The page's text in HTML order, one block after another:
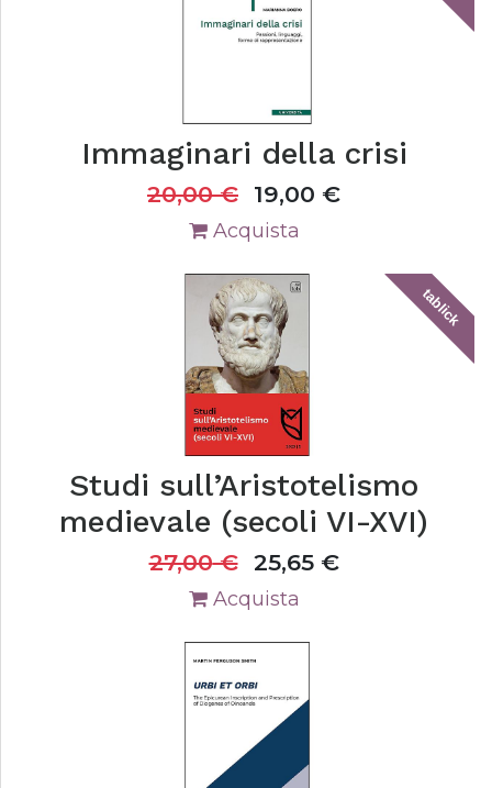
Immaginari della crisi
20,00€ 19,00 €
Acquista
tablick
Studi sull’Aristotelismo
medievale (secoli VI-XVI)
27,00€ 25,65€
Acquista